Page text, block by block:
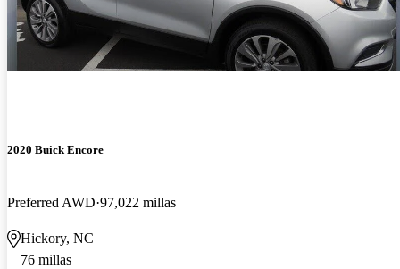
2020 Buick Encore
Preferred AWD 97,022 millas
Hickory, NC
76 millas